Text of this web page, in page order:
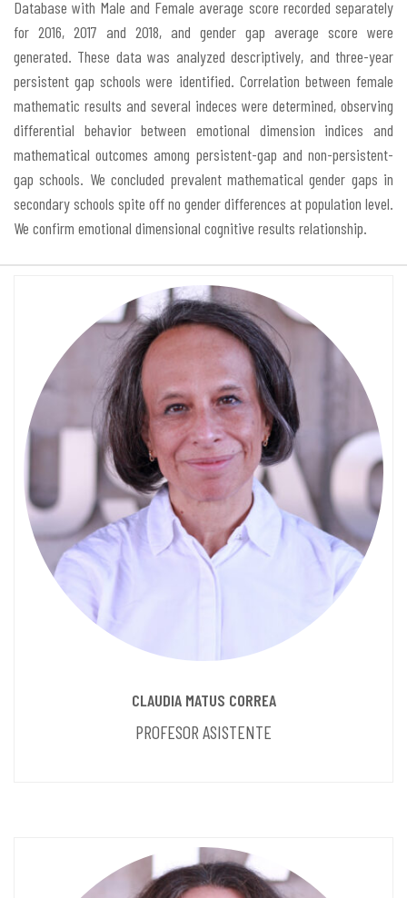
Database with Male and Female average score recorded separately
for 2016, 2017 and 2018, and gender gap average score were
generated. These data was analyzed descriptively, and three-year
persistent gap schools were identified. Correlation between female
mathematic results and several indeces were determined, observing
differential behavior between emotional dimension indices and
mathematical outcomes among persistent-gap and non-persistent-
gap schools. We concluded prevalent mathematical gender gaps in
secondary schools spite off no gender differences at population level.
We confirm emotional dimensional cognitive results relationship.
CLAUDIA MATUS CORREA
PROFESOR ASISTENTE